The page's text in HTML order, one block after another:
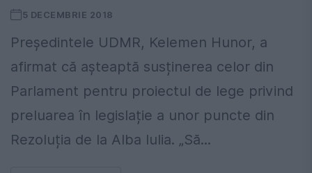
5 DECEMBRIE 2018
Președintele UDMR, Kelemen Hunor, a
afirmat că așteaptă susținerea celor din
Parlament pentru proiectul de lege privind
preluarea în legislație a unor puncte din
Rezoluția de la Alba Iulia. „Să...